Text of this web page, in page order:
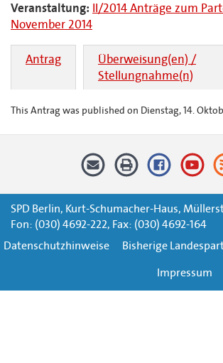
Veranstaltung: II/2014 Anträge zum
November 2014
Antrag
Überweisung(en) /
Stellungnahme(n)
This Antrag was published on Dienstag, 14.
SPD Berlin, Kurt-Schumacher-Haus,
Fon: (030) 4692-222, Fax: (030) 4692-164
Datenschutzhinweise
Bisherige
Impressum